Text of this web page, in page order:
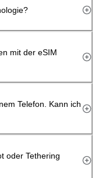
mit der eSIM
Telefon. Kann ich
oder Tethering